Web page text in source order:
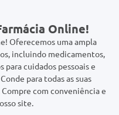
Online!
Oferecemos uma ampla
incluindo medicamentos,
cuidados pessoais e
para todas as suas
com conveniência e
site.